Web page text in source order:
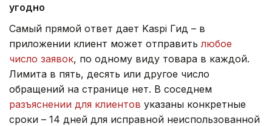
угодно
Самый прямой ответ дает Kaspi Гид – в
приложении клиент может отправить любое
число заявок, по одному виду товара в каждой.
Лимита в пять, десять или другое число
обращений на странице нет. В соседнем
разъяснении для клиентов указаны конкретные
сроки – 14 дней для исправной неиспользованной